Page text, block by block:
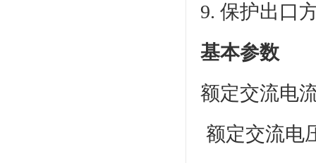
9. 保护出口
基本参数
额定交流电
额定交流电